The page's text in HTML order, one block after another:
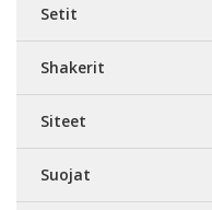
Setit
Shakerit
Siteet
Suojat